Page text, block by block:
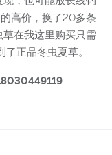
高价，换了20多条
在我这里购买只需
正品冬虫夏草。